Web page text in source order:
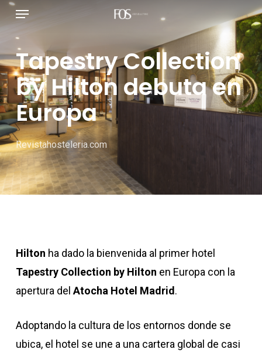
al
contenido
principal
Menú
Tapestry Collection
by Hilton debuta en
Europa
Revistahosteleria.com
Hilton ha dado la bienvenida al primer hotel
Tapestry Collection by Hilton en Europa con la
apertura del Atocha Hotel Madrid .
Adoptando la cultura de los entornos donde se
ubica, el hotel se une a una cartera global de casi